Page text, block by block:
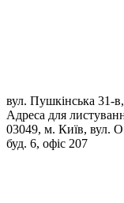
вул. Пушкінська 31-
Адреса для
03049, м. Київ, вул.
буд. 6, офіс 207